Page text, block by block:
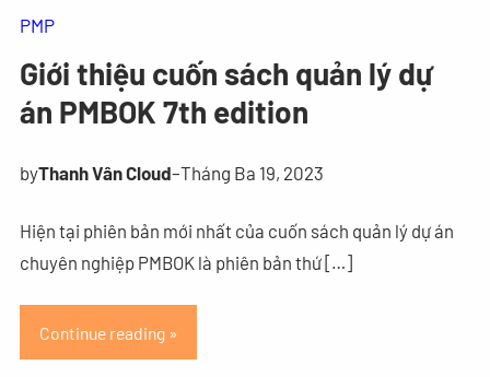
PMP
Giới thiệu cuốn sách quản lý dự
án PMBOK 7th edition
byThanh Vân Cloud–Tháng Ba 19, 2023
Hiện tại phiên bản mới nhất của cuốn sách quản lý dự án
chuyên nghiệp PMBOK là phiên bản thứ […]
Continue reading »